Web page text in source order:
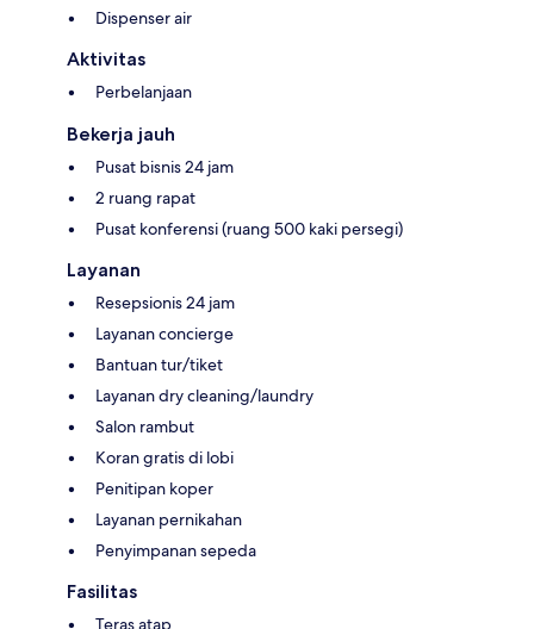
Dispenser air
Aktivitas
Perbelanjaan
Bekerja jauh
Pusat bisnis 24 jam
2 ruang rapat
Pusat konferensi (ruang 500 kaki persegi)
Layanan
Resepsionis 24 jam
Layanan concierge
Bantuan tur/tiket
Layanan dry cleaning/laundry
Salon rambut
Koran gratis di lobi
Penitipan koper
Layanan pernikahan
Penyimpanan sepeda
Fasilitas
Teras atap